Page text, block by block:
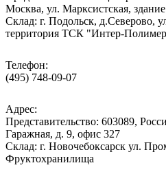
Москва, ул. Марксистская,
Cклад: г. Подольск, д.Северово,
территория ТСК "Интер-
Телефон:
(495) 748-09-07
Адрес:
Представительство: 603089,
Гаражная, д. 9, офис 327
Склад: г. Новочебоксарск ул.
Фруктохранилища